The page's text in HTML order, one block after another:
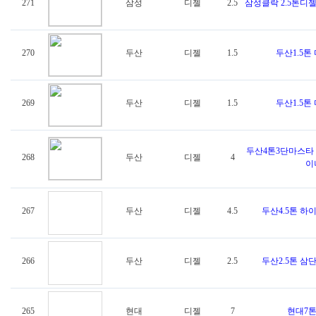
271 삼성 디젤 2.5 삼성클락 2.5톤디
270 두산 디젤 1.5 두산1.5톤
269 두산 디젤 1.5 두산1.5톤
268 두산 디젤 4
두산4톤3단마스
이
267 두산 디젤 4.5 두산4.5톤 하
266 두산 디젤 2.5 두산2.5톤 삼
265 현대 디젤 7 현대7